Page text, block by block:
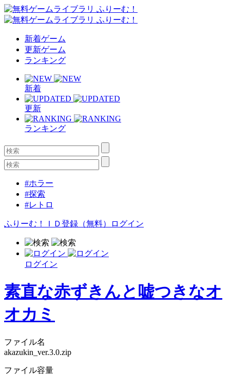
新着ゲーム
更新ゲーム
ランキング
新着
更新
ランキング
#ホラー
#探索
#レトロ
ふりーむ！ＩＤ登録（無料） ログイン
ログイン
素直な赤ずきんと嘘つきなオ
オカミ
ファイル名
akazukin_ver.3.0.zip
ファイル容量